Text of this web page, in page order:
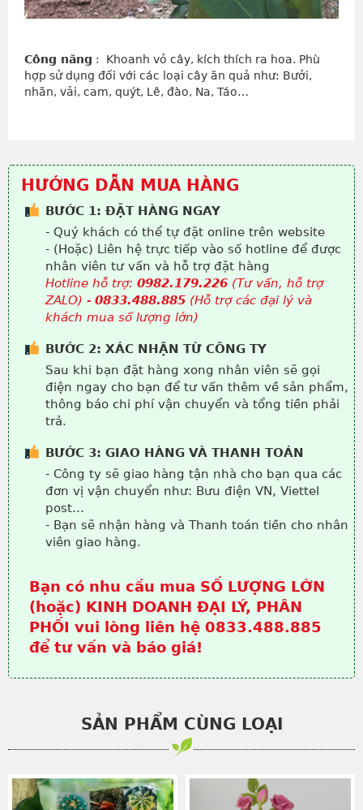
Công năng : Khoanh vỏ cây, kích thích ra hoa. Phù
hợp sử dụng đối với các loại cây ăn quả như: Bưởi,
nhãn, vải, cam, quýt, Lê, đào, Na, Táo…
HƯỚNG DẪN MUA HÀNG
BƯỚC 1: ĐẶT HÀNG NGAY
- Quý khách có thể tự đặt online trên website
- (Hoặc) Liên hệ trực tiếp vào số hotline để được
nhân viên tư vấn và hỗ trợ đặt hàng
Hotline hỗ trợ: 0982.179.226 (Tư vấn, hỗ trợ
ZALO) - 0833.488.885 (Hỗ trợ các đại lý và
khách mua số lượng lớn)
BƯỚC 2: XÁC NHẬN TỪ CÔNG TY
Sau khi bạn đặt hàng xong nhân viên sẽ gọi
điện ngay cho bạn để tư vấn thêm về sản phẩm,
thông báo chi phí vận chuyển và tổng tiền phải
trả.
BƯỚC 3: GIAO HÀNG VÀ THANH TOÁN
- Công ty sẽ giao hàng tận nhà cho bạn qua các
đơn vị vận chuyển như: Bưu điện VN, Viettel
post…
- Bạn sẽ nhận hàng và Thanh toán tiền cho nhân
viên giao hàng.
Bạn có nhu cầu mua SỐ LƯỢNG LỚN
(hoặc) KINH DOANH ĐẠI LÝ, PHÂN
PHỐI vui lòng liên hệ 0833.488.885
để tư vấn và báo giá!
SẢN PHẨM CÙNG LOẠI